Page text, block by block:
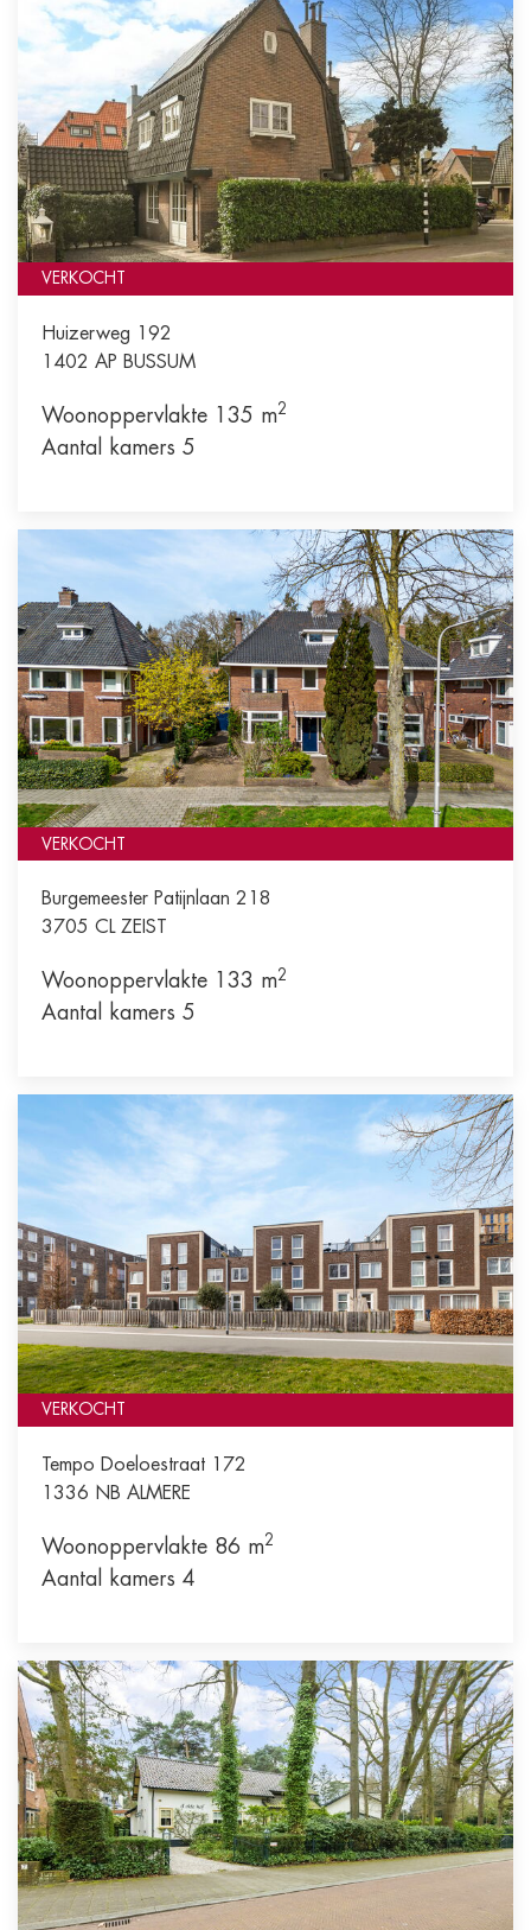
VERKOCHT
Huizerweg 192
1402 AP BUSSUM
Woonoppervlakte 135 m2
Aantal kamers 5
VERKOCHT
Burgemeester Patijnlaan 218
3705 CL ZEIST
Woonoppervlakte 133 m2
Aantal kamers 5
VERKOCHT
Tempo Doeloestraat 172
1336 NB ALMERE
Woonoppervlakte 86 m2
Aantal kamers 4